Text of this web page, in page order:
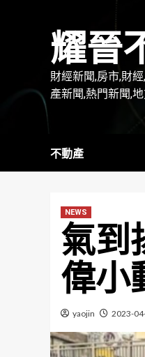
耀晉
財經新聞,房市,財
產新聞,熱門新聞,
不動產
NEWS
氣到
偉小
yaojin 2023-